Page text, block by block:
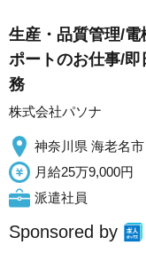
生産・品質管理/
ポートのお仕事/
務
株式会社パソナ
神奈川県 海老名市
月給25万9,000円
派遣社員
Sponsored by